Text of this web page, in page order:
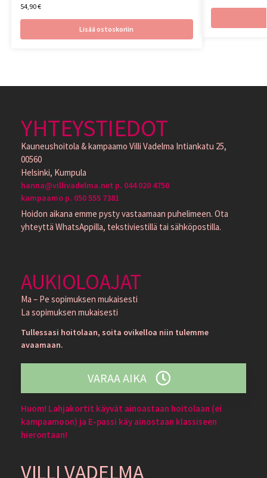
54,90€
Lisää ostoskoriin
YHTEYSTIEDOT
Kauneushoitola & kampaamo Villi Vadelma Intiankatu 25,
00560
Helsinki, Kumpula
hanna@villivadelma.net p. 044 020 4750
kampaamo p. 050 555 7381
Hoidon aikana emme pysty vastaamaan puhelimeen. Ota
yhteyttä WhatsAppilla, tekstiviestillä tai sähköpostilla.
AUKIOLOAJAT
Ma – Pe sopimuksen mukaisesti
La sopimuksen mukaisesti
Tullessasi hoitolaan, soita ovikelloa niin tulemme
avaamaan.
VARAA AIKA
Huom! Lahjakortit käyvät ainoastaan hoitolaan (ei
kampaamoon) ja E-passi käy ainostaan klassiseen
hierontaan!
VILLI VADELMA